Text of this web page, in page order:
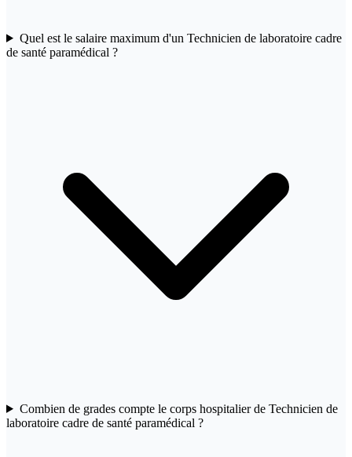
Quel est le salaire maximum d'un Technicien de laboratoire cadre
de santé paramédical ?
Combien de grades compte le corps hospitalier de Technicien de
laboratoire cadre de santé paramédical ?